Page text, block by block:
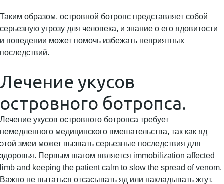
Таким образом, островной ботропс представляет собой
серьезную угрозу для человека, и знание о его ядовитости
и поведении может помочь избежать неприятных
последствий.
Лечение укусов
островного ботропса.
Лечение укусов островного ботропса требует
немедленного медицинского вмешательства, так как яд
этой змеи может вызвать серьезные последствия для
здоровья. Первым шагом является immobilization affected
limb and keeping the patient calm to slow the spread of venom.
Важно не пытаться отсасывать яд или накладывать жгут,